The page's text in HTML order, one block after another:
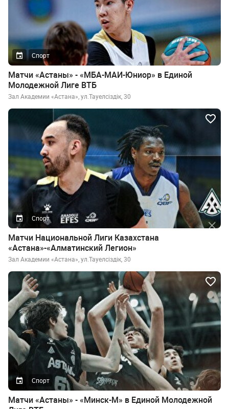
Спорт
Матчи «Астаны» - «МБА-МАИ-Юниор» в Единой
Молодежной Лиге ВТБ
Зал Академии «Астана», ул.Тауелсiздiк, 30
Спорт
Матчи Национальной Лиги Казахстана
«Астана»-«Алматинский Легион»
Зал Академии «Астана», ул.Тауелсiздiк, 30
Спорт
Матчи «Астаны» - «Минск-М» в Единой Молодежной